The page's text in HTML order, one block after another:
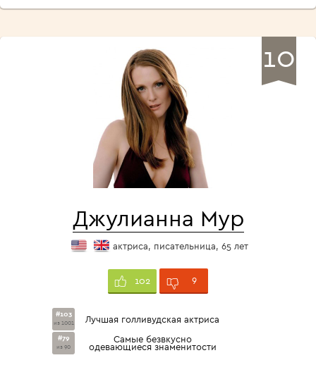
10
Джулианна Мур
актриса, писательница, 65 лет
102 9
#103
из 1001 Лучшая голливудская актриса
#79
из 90
Самые безвкусно
одевающиеся знаменитости